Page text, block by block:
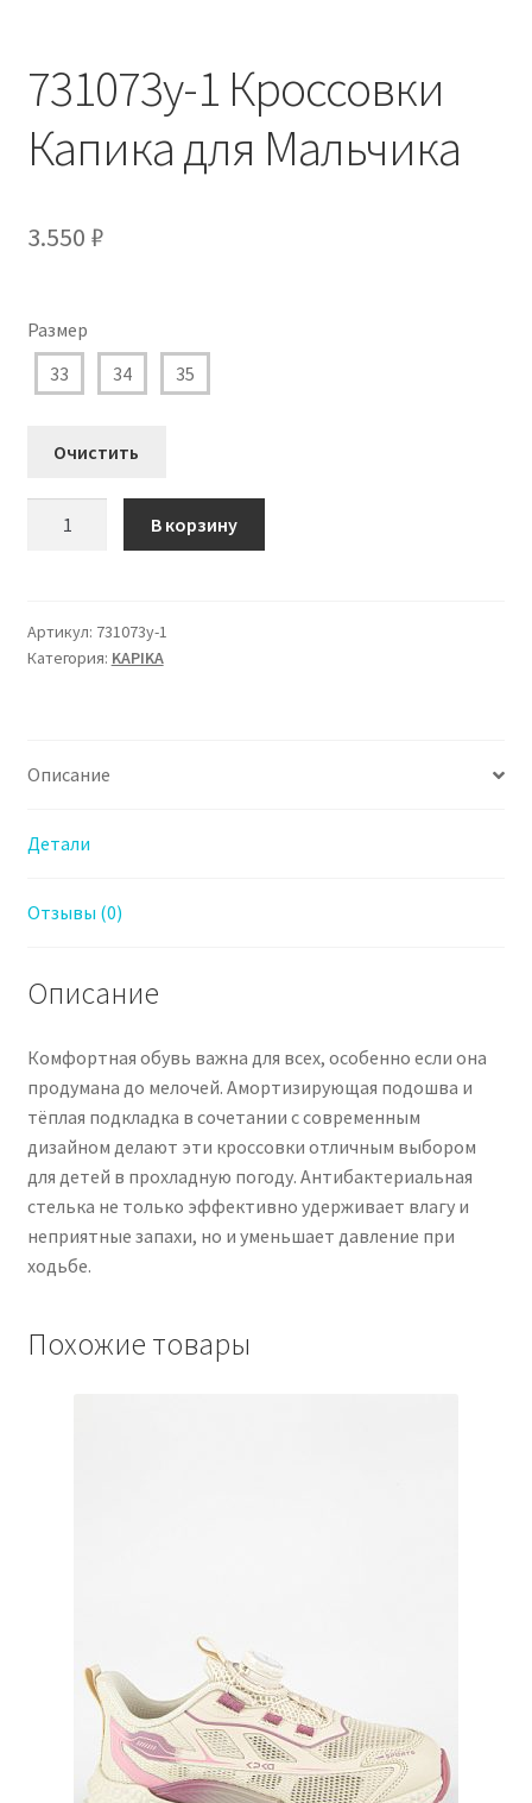
731073у-1 Кроссовки
Капика для Мальчика
3.550 ₽
Размер
33
34 35
Очистить
Капика
для
В корзину
Артикул: 731073у-1
Категория: KAPIKA
Описание
Детали
Отзывы (0)
Описание
Комфортная обувь важна для всех, особенно если она
продумана до мелочей. Амортизирующая подошва и
тёплая подкладка в сочетании с современным
дизайном делают эти кроссовки отличным выбором
для детей в прохладную погоду. Антибактериальная
стелька не только эффективно удерживает влагу и
неприятные запахи, но и уменьшает давление при
ходьбе.
Похожие товары